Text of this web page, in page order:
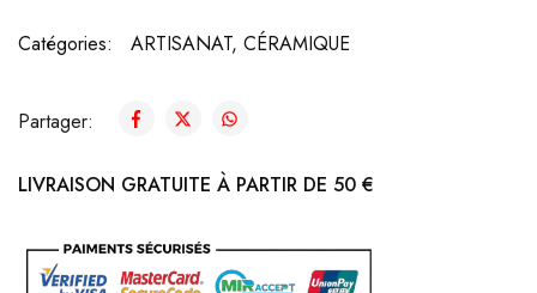
Catégories: ARTISANAT, CÉRAMIQUE
Partager:
LIVRAISON GRATUITE À PARTIR DE 50 €